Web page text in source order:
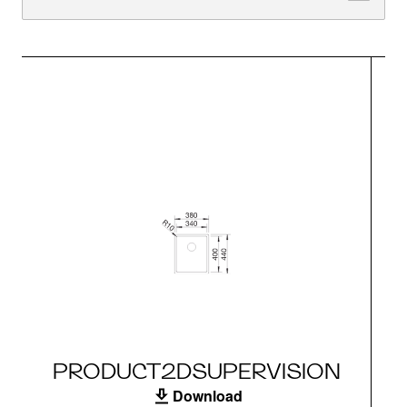
PRODUCT2DSUPERVISION
Download